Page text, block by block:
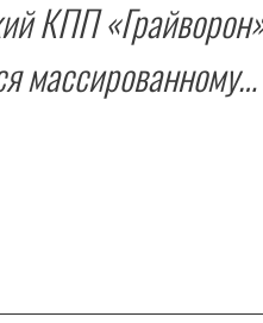
КПП
массированному…